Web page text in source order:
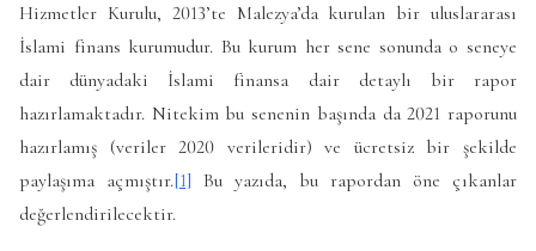
Hizmetler Kurulu, 2013’te Malezya’da kurulan bir uluslararası
İslami finans kurumudur. Bu kurum her sene sonunda o seneye
dair dünyadaki İslami finansa dair detaylı bir rapor
hazırlamaktadır. Nitekim bu senenin başında da 2021 raporunu
hazırlamış (veriler 2020 verileridir) ve ücretsiz bir şekilde
paylaşıma açmıştır.[1] Bu yazıda, bu rapordan öne çıkanlar
değerlendirilecektir.